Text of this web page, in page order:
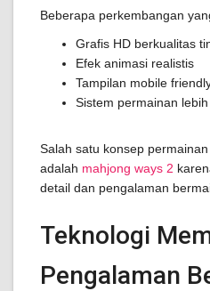
Beberapa perkembangan
Grafis HD berkualitas
Efek animasi realistis
Tampilan mobile
Sistem permainan
Salah satu konsep
adalah mahjong ways 2
detail dan pengalaman
Teknologi
Pengalaman